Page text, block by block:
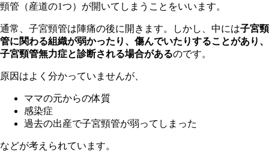
頸管（産道の1つ）が開いてしまうことをいいます。
通常、子宮頸管は陣痛の後に開きます。しかし、中には子宮頸
管に関わる組織が弱かったり、傷んでいたりすることがあり、
子宮頸管無力症と診断される場合があるのです。
原因はよく分かっていませんが、
ママの元からの体質
感染症
過去の出産で子宮頸管が弱ってしまった
などが考えられています。